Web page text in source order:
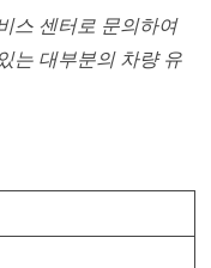
스 센터로 문의하여
는 대부분의 차량 유